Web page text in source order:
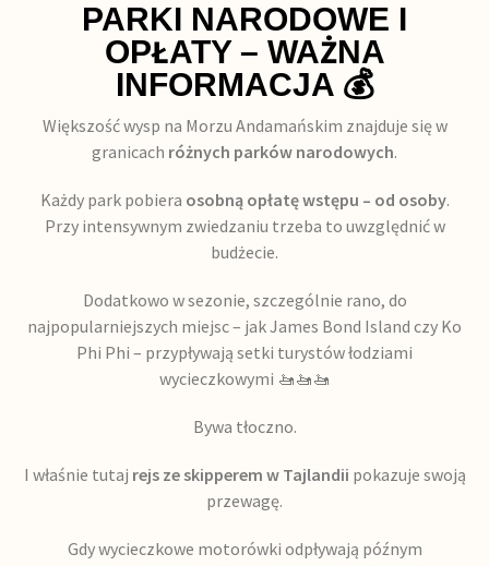
PARKI NARODOWE I
OPŁATY – WAŻNA
INFORMACJA 💰
Większość wysp na Morzu Andamańskim znajduje się w
granicach różnych parków narodowych.
Każdy park pobiera osobną opłatę wstępu – od osoby.
Przy intensywnym zwiedzaniu trzeba to uwzględnić w
budżecie.
Dodatkowo w sezonie, szczególnie rano, do
najpopularniejszych miejsc – jak James Bond Island czy Ko
Phi Phi – przypływają setki turystów łodziami
wycieczkowymi 🚤🚤🚤
Bywa tłoczno.
I właśnie tutaj rejs ze skipperem w Tajlandii pokazuje swoją
przewagę.
Gdy wycieczkowe motorówki odpływają późnym